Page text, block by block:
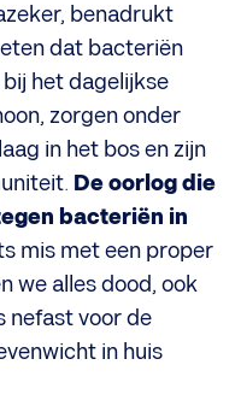
benadrukt
dat bacteriën
het dagelijkse
zorgen onder
in het bos en zijn
De oorlog die
bacteriën in
mis met een proper
we alles dood, ook
nefast voor de
in huis